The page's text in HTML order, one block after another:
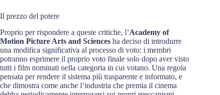
Il prezzo del potere
Proprio per rispondere a queste critiche, l’Academy of
Motion Picture Arts and Sciences ha deciso di introdurre
una modifica significativa al processo di voto: i membri
potranno esprimere il proprio voto finale solo dopo aver visto
tutti i film nominati nella categoria in cui votano. Una regola
pensata per rendere il sistema più trasparente e informato, e
che dimostra come anche l’industria che premia il cinema